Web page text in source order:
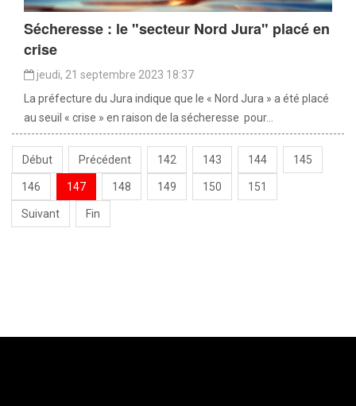
Sécheresse : le "secteur Nord Jura" placé en
crise
jeudi, 21 septembre 2023 18:37
La préfecture du Jura indique que le « Nord Jura » a été placé
au seuil « crise » en raison de la sécheresse pour...
Début Précédent 142 143 144 145
146 147 148 149 150 151
Suivant Fin